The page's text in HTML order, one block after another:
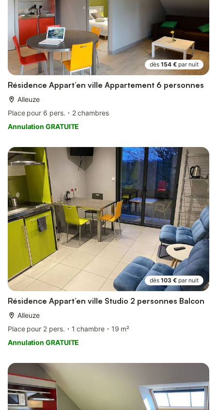
dès 154 € par nuit
Résidence Appart’en ville Appartement 6 personnes
Alleuze
Place pour 6 pers.
2 chambres
Annulation GRATUITE
dès 103 € par nuit
Résidence Appart’en ville Studio 2 personnes Balcon
Alleuze
Place pour 2 pers.
1 chambre
19 m²
Annulation GRATUITE